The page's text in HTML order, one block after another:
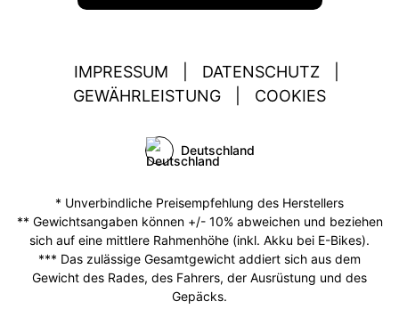
IMPRESSUM DATENSCHUTZ
GEWÄHRLEISTUNG
COOKIES
Deutschland
* Unverbindliche Preisempfehlung des Herstellers
** Gewichtsangaben können +/- 10% abweichen und beziehen
sich auf eine mittlere Rahmenhöhe (inkl. Akku bei E-Bikes).
*** Das zulässige Gesamtgewicht addiert sich aus dem
Gewicht des Rades, des Fahrers, der Ausrüstung und des
Gepäcks.